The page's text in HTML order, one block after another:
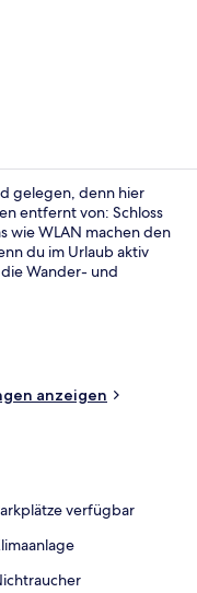
gelegen, denn hier
entfernt von: Schloss
wie WLAN machen den
du im Urlaub aktiv
Wander- und
Stil bietet eine
gefallen das
Lage sehr gut.
anzeigen
verfügbar